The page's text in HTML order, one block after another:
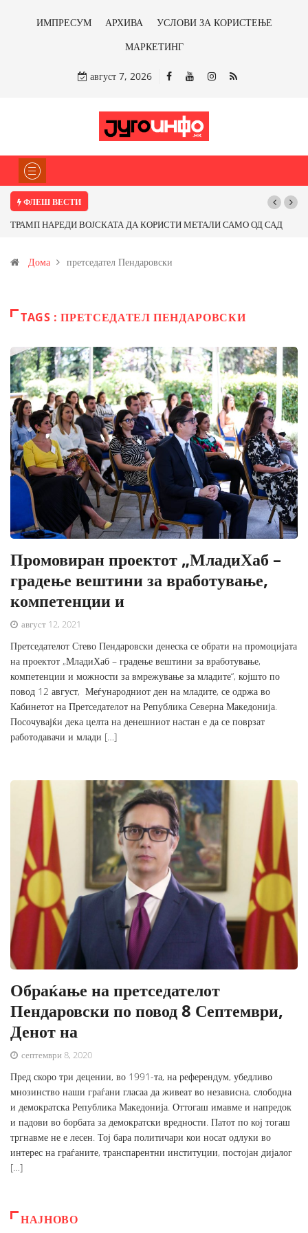
ИМПРЕСУМ АРХИВА
УСЛОВИ ЗА КОРИСТЕЊЕ
МАРКЕТИНГ
август 7, 2026
ФЛЕШ ВЕСТИ
ВОЈСКАТА ДА КОРИСТИ МЕТАЛИ САМО ОД САД
со антимонот?
Почнува
Дома претседател Пендаровски
TAGS : ПРЕТСЕДАТЕЛ ПЕНДАРОВСКИ
Промовиран проектот „МладиХаб –
градење вештини за вработување,
компетенции и
август 12, 2021
Претседателот Стево Пендаровски денеска се обрати на промоцијата
на проектот „МладиХаб – градење вештини за вработување,
компетенции и можности за вмрежување за младите“, којшто по
повод 12 август, Меѓународниот ден на младите, се одржа во
Кабинетот на Претседателот на Република Северна Македонија.
Посочувајќи дека целта на денешниот настан е да се поврзат
работодавачи и млади […]
Обраќање на претседателот
Пендаровски по повод 8 Септември,
Денот на
септември 8, 2020
Пред скоро три децении, во 1991-та, на референдум, убедливо
мнозинство наши граѓани гласаа да живеат во независна, слободна
и демократска Република Македонија. Оттогаш имавме и напредок
и падови во борбата за демократски вредности. Патот по кој тогаш
тргнавме не е лесен. Тој бара политичари кои носат одлуки во
интерес на граѓаните, транспарентни институции, постојан дијалог
[…]
НАЈНОВО